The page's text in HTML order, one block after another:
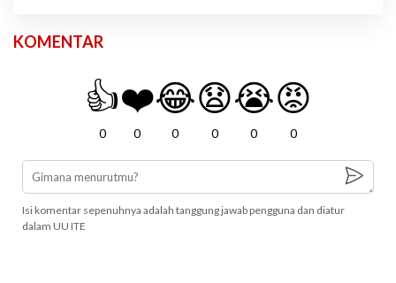
KOMENTAR
👍
0
❤️
0
😂
0
😧
0
😭
0
😡
0
Isi komentar sepenuhnya adalah tanggung jawab pengguna dan diatur
dalam UU ITE